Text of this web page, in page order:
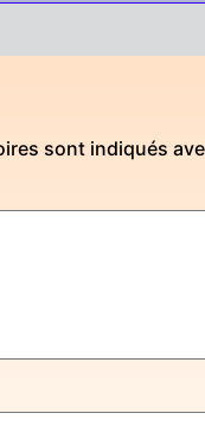
sont indiqués